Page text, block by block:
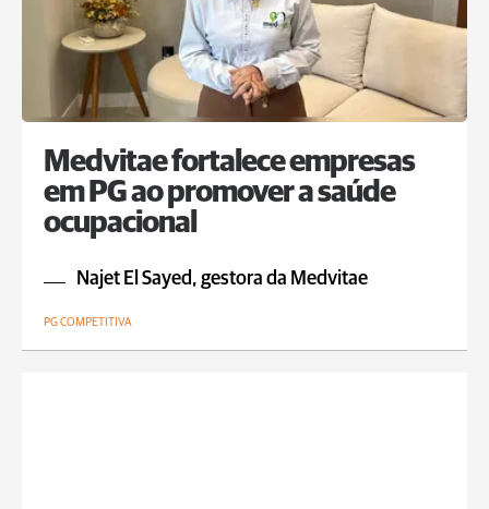
Medvitae fortalece empresas
em PG ao promover a saúde
ocupacional
Najet El Sayed, gestora da Medvitae
PG COMPETITIVA